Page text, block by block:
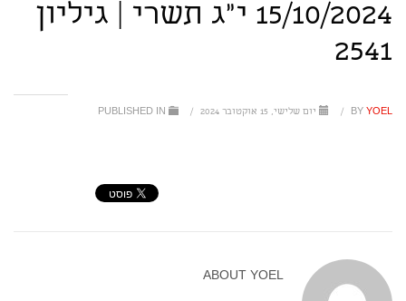
15/10/2024 י"ג תשרי | גיליון
2541
BY YOEL
/ יום שלישי, 15 אוקטובר 2024 /
ABOUT YOEL